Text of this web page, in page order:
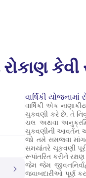
રોકાણ
વાર્ષિકી યોજનામાં
વાર્ષિકી એક
ચુકવણી કરે છે. તે
ચલ અથવા
ચુકવણીની આવર્તન
જો તમે સમજવા
સમયાંતરે ચૂકવણી
રૂપાંતરિત કરીને
જેમ જેમ
જવાબદારીઓ પૂર્ણ